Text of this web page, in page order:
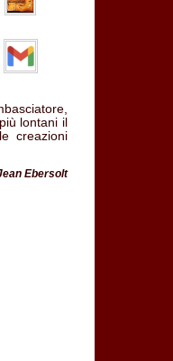
lontani il
creazioni
Ebersolt